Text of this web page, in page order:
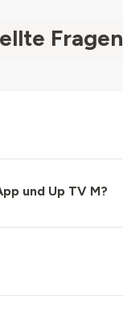
Fragen
und Up TV M?